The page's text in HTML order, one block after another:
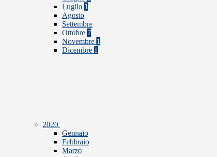
Luglio 1
Agosto
Settembre
Ottobre 7
Novembre 1
Dicembre 1
2020
Gennaio
Febbraio
Marzo